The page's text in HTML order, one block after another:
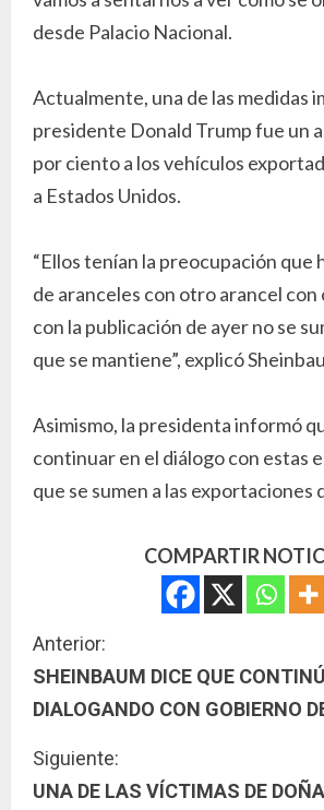
desde Palacio Nacional.
Actualmente, una de las medidas
presidente Donald Trump fue un
por ciento a los vehículos
a Estados Unidos.
“Ellos tenían la preocupación que
de aranceles con otro arancel
con la publicación de ayer no se
que se mantiene”, explicó
Asimismo, la presidenta informó
continuar en el diálogo con estas
que se sumen a las exportaciones
COMPARTIR
S
i
u
Anterior:
SHEINBAUM DICE QUE
DIALOGANDO CON GOBIERNO
Siguiente:
UNA DE LAS VÍCTIMAS DE